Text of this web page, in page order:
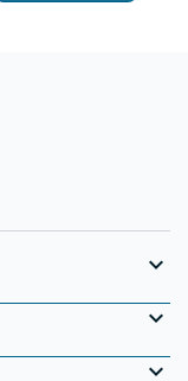
expand_more
expand_more
expand_more